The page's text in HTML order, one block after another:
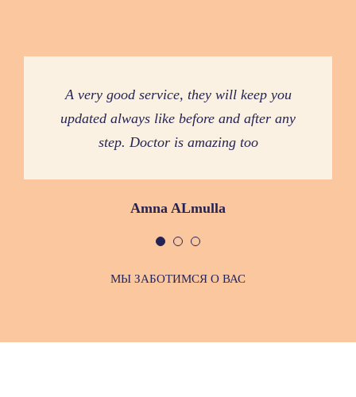
A very good service, they will keep you
updated always like before and after any
step. Doctor is amazing too
Amna ALmulla
Friendly staff and good atmosphere. The
vet is skilled, and both cat and owner feels
safe.
Randi Langkaas
Best, most gentle vet and team in Dubai
МЫ ЗАБОТИМСЯ О ВАС